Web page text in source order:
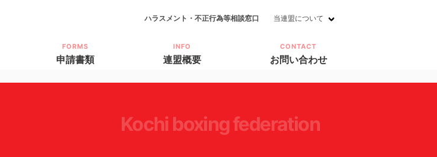
ハラスメント・不正行為等相談窓口 当連盟について
FORMS
申請書類
INFO
連盟概要
CONTACT
お問い合わせ
kochi boxing federation